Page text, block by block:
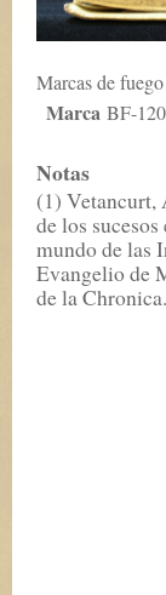
Marcas de
Marca BF-
Notas
(1) Vetancurt,
de los
mundo de las
Evangelio de
de la